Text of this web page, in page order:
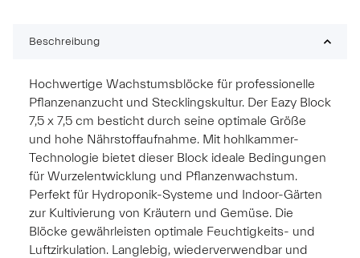
Beschreibung
Hochwertige Wachstumsblöcke für professionelle
Pflanzenanzucht und Stecklingskultur. Der Eazy Block
7,5 x 7,5 cm besticht durch seine optimale Größe
und hohe Nährstoffaufnahme. Mit hohlkammer-
Technologie bietet dieser Block ideale Bedingungen
für Wurzelentwicklung und Pflanzenwachstum.
Perfekt für Hydroponik-Systeme und Indoor-Gärten
zur Kultivierung von Kräutern und Gemüse. Die
Blöcke gewährleisten optimale Feuchtigkeits- und
Luftzirkulation. Langlebig, wiederverwendbar und